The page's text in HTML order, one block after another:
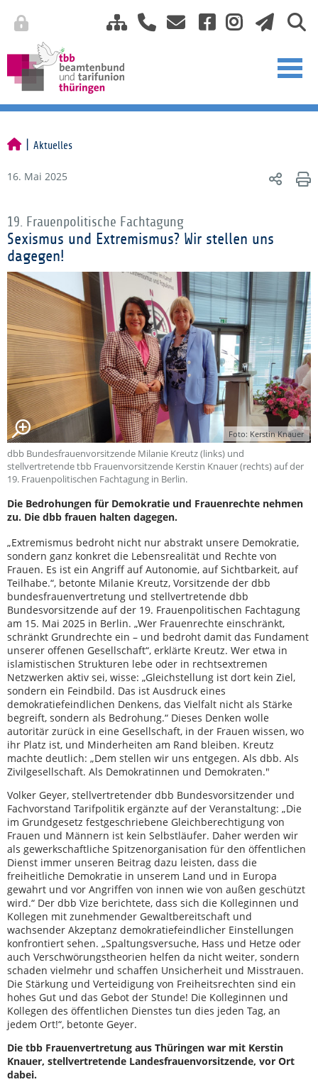
Aktuelles
16. Mai 2025
19. Frauenpolitische Fachtagung
Sexismus und Extremismus? Wir stellen uns
dagegen!
Foto: Kerstin Knauer
dbb Bundesfrauenvorsitzende Milanie Kreutz (links) und
stellvertretende tbb Frauenvorsitzende Kerstin Knauer (rechts) auf der
19. Frauenpolitischen Fachtagung in Berlin.
Die Bedrohungen für Demokratie und Frauenrechte nehmen
zu. Die dbb frauen halten dagegen.
„Extremismus bedroht nicht nur abstrakt unsere Demokratie,
sondern ganz konkret die Lebensrealität und Rechte von
Frauen. Es ist ein Angriff auf Autonomie, auf Sichtbarkeit, auf
Teilhabe.“, betonte Milanie Kreutz, Vorsitzende der dbb
bundesfrauenvertretung und stellvertretende dbb
Bundesvorsitzende auf der 19. Frauenpolitischen Fachtagung
am 15. Mai 2025 in Berlin. „Wer Frauenrechte einschränkt,
schränkt Grundrechte ein – und bedroht damit das Fundament
unserer offenen Gesellschaft“, erklärte Kreutz. Wer etwa in
islamistischen Strukturen lebe oder in rechtsextremen
Netzwerken aktiv sei, wisse: „Gleichstellung ist dort kein Ziel,
sondern ein Feindbild. Das ist Ausdruck eines
demokratiefeindlichen Denkens, das Vielfalt nicht als Stärke
begreift, sondern als Bedrohung.“ Dieses Denken wolle
autoritär zurück in eine Gesellschaft, in der Frauen wissen, wo
ihr Platz ist, und Minderheiten am Rand bleiben. Kreutz
machte deutlich: „Dem stellen wir uns entgegen. Als dbb. Als
Zivilgesellschaft. Als Demokratinnen und Demokraten."
Volker Geyer, stellvertretender dbb Bundesvorsitzender und
Fachvorstand Tarifpolitik ergänzte auf der Veranstaltung: „Die
im Grundgesetz festgeschriebene Gleichberechtigung von
Frauen und Männern ist kein Selbstläufer. Daher werden wir
als gewerkschaftliche Spitzenorganisation für den öffentlichen
Dienst immer unseren Beitrag dazu leisten, dass die
freiheitliche Demokratie in unserem Land und in Europa
gewahrt und vor Angriffen von innen wie von außen geschützt
wird.“ Der dbb Vize berichtete, dass sich die Kolleginnen und
Kollegen mit zunehmender Gewaltbereitschaft und
wachsender Akzeptanz demokratiefeindlicher Einstellungen
konfrontiert sehen. „Spaltungsversuche, Hass und Hetze oder
auch Verschwörungstheorien helfen da nicht weiter, sondern
schaden vielmehr und schaffen Unsicherheit und Misstrauen.
Die Stärkung und Verteidigung von Freiheitsrechten sind ein
hohes Gut und das Gebot der Stunde! Die Kolleginnen und
Kollegen des öffentlichen Dienstes tun dies jeden Tag, an
jedem Ort!“, betonte Geyer.
Die tbb Frauenvertretung aus Thüringen war mit Kerstin
Knauer, stellvertretende Landesfrauenvorsitzende, vor Ort
dabei.